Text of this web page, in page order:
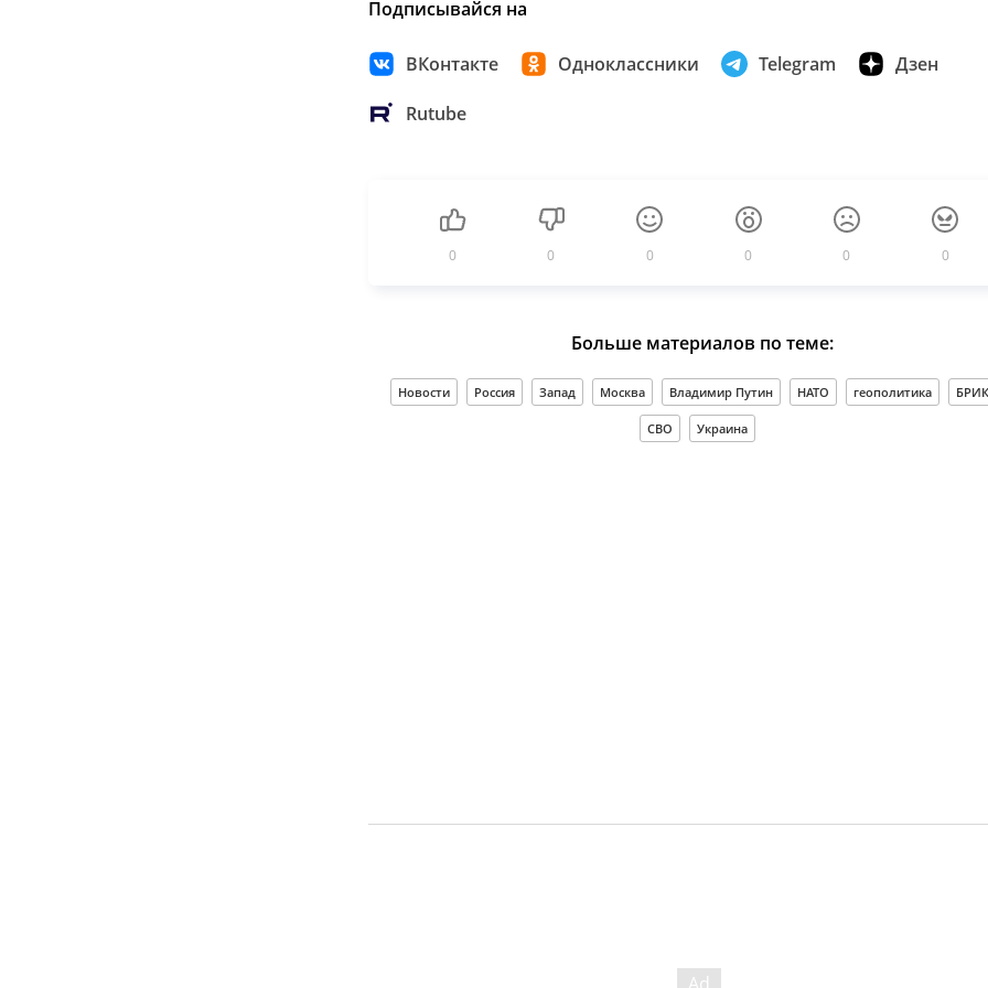
Подписывайся на
ВКонтакте Одноклассники Telegram Дзен
Rutube
0 0 0 0 0 0
Больше материалов по теме:
Новости Россия Запад Москва Владимир Путин НАТО геополитика
СВО Украина